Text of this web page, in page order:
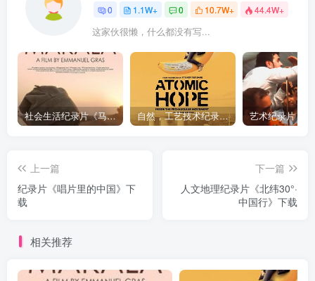
0 1.1W+ 0 10.7W+ 44.4W+
这家伙很懒，什么都没有写...
社会生活纪录片《马加拉 Makala》下载 自然，工艺技术纪录片《原子能的希望 Atomic Hope – Inside the Pro-Nuclear Movement》下载
上一篇
纪录片《唱片里的中国》下
载
下一篇
人文地理纪录片《北纬30°·
中国行》下载
相关推荐